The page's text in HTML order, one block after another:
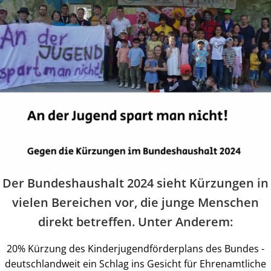
Der Bundeshaushalt 2024 sieht Kürzungen in
vielen Bereichen vor, die junge Menschen
direkt betreffen. Unter Anderem:
20% Kürzung des Kinderjugendförderplans des Bundes -
deutschlandweit ein Schlag ins Gesicht für Ehrenamtliche